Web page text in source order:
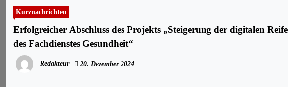
Kurznachrichten
Erfolgreicher Abschluss des Projekts „Steigerung der digitalen Reife
des Fachdienstes Gesundheit“
Redakteur 20. Dezember 2024